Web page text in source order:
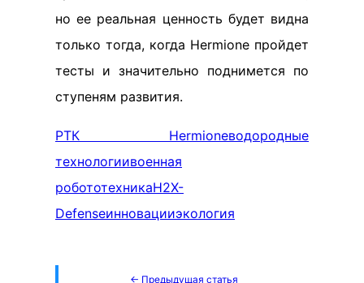
но ее реальная ценность будет видна
только тогда, когда Hermione пройдет
тесты и значительно поднимется по
ступеням развития.
РТК Hermioneводородные
технологиивоенная
робототехникаH2X-
Defenseинновацииэкология
← Предыдущая статья